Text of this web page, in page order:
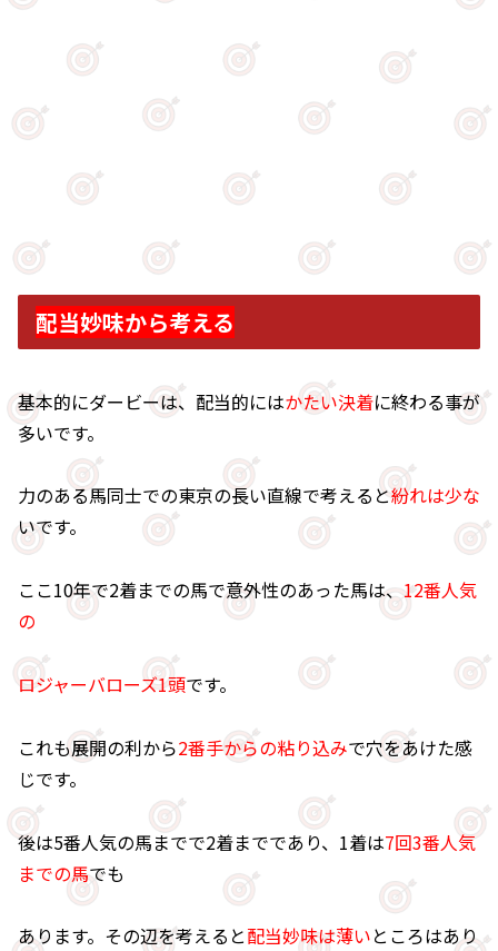
配当妙味から考える
基本的にダービーは、配当的にはかたい決着に終わる事が
多いです。
力のある馬同士での東京の長い直線で考えると紛れは少な
いです。
ここ10年で2着までの馬で意外性のあった馬は、12番人気
の
ロジャーバローズ1頭です。
これも展開の利から2番手からの粘り込みで穴をあけた感
じです。
後は5番人気の馬までで2着までであり、1着は7回3番人気
までの馬でも
あります。その辺を考えると配当妙味は薄いところはあり